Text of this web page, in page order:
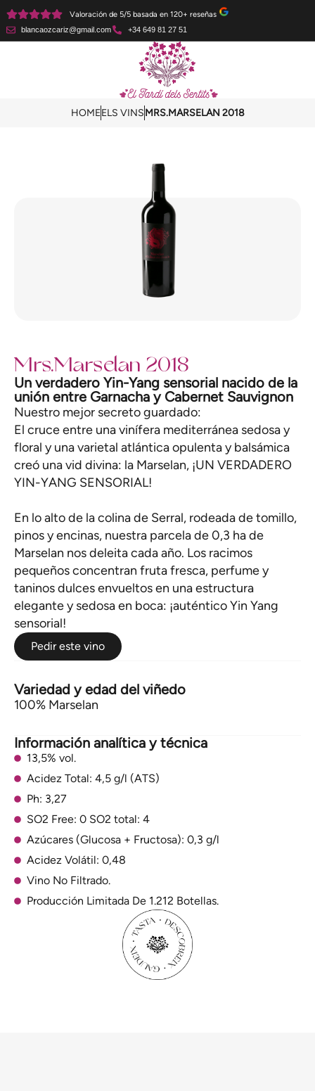
Valoración de 5/5 basada en 120+ reseñas
blancaozcariz@gmail.com +34 649 81 27 51
HOMEELS VINSMRS.MARSELAN 2018
Mrs.Marselan 2018
Un verdadero Yin-Yang sensorial nacido de la
unión entre Garnacha y Cabernet Sauvignon
Nuestro mejor secreto guardado:
El cruce entre una vinífera mediterránea sedosa y
floral y una varietal atlántica opulenta y balsámica
creó una vid divina: la Marselan, ¡UN VERDADERO
YIN-YANG SENSORIAL!
En lo alto de la colina de Serral, rodeada de tomillo,
pinos y encinas, nuestra parcela de 0,3 ha de
Marselan nos deleita cada año. Los racimos
pequeños concentran fruta fresca, perfume y
taninos dulces envueltos en una estructura
elegante y sedosa en boca: ¡auténtico Yin Yang
sensorial!
Pedir este vino
Variedad y edad del viñedo
100% Marselan
Información analítica y técnica
13,5% vol.
Acidez Total: 4,5 g/l (ATS)
Ph: 3,27
SO2 Free: 0 SO2 total: 4
Azúcares (Glucosa + Fructosa): 0,3 g/l
Acidez Volátil: 0,48
Vino No Filtrado.
Producción Limitada De 1.212 Botellas.